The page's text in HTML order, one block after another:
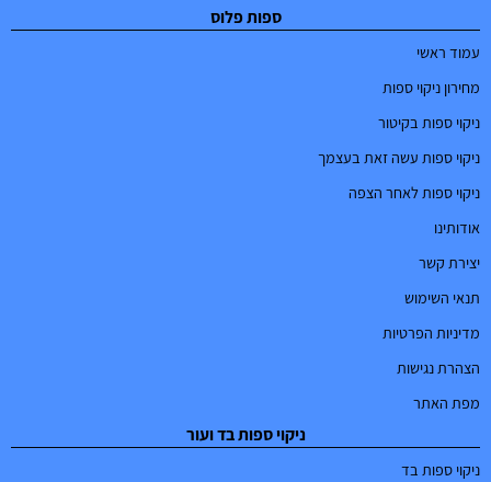
ספות פלוס
עמוד ראשי
מחירון ניקוי ספות
ניקוי ספות בקיטור
ניקוי ספות עשה זאת בעצמך
ניקוי ספות לאחר הצפה
אודותינו
יצירת קשר
תנאי השימוש
מדיניות הפרטיות
הצהרת נגישות
מפת האתר
ניקוי ספות בד ועור
ניקוי ספות בד